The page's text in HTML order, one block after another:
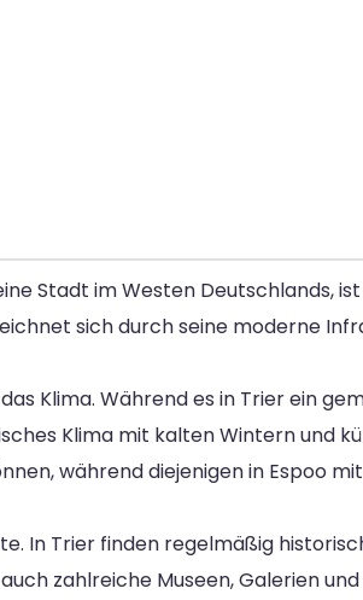
Stadt im Westen Deutschlands,
sich durch seine moderne
Klima. Während es in Trier ein
Klima mit kalten Wintern und
während diejenigen in Espoo
In Trier finden regelmäßig
zahlreiche Museen, Galerien